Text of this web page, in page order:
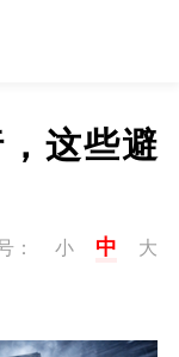
这些避
： 小 中 大